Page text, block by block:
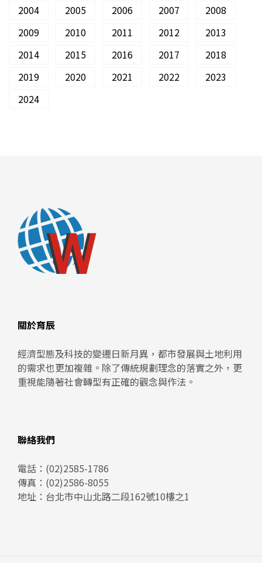
2004
2005 2006 2007
2008
2009
2010 2011 2012
2013
2014
2015 2016 2017
2018
2019
2020 2021 2022
2023
2024
關於育辰
經濟型態及科技的變遷日新月異，都市發展與土地利用
的需求也更加複雜。除了傳統規劃理念的落實之外，更
重視能隨著社會轉型有正確的觀念與作法。
聯絡我們
電話： (02)2585-1786
傳真：(02)2586-8055
地址： 台北市中山北路二段162號10樓之1